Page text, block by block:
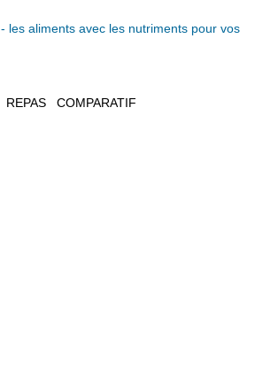
- les aliments avec les nutriments pour vos
REPAS COMPARATIF